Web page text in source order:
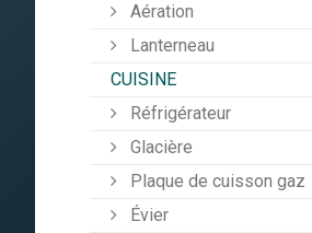
Aération
Lanterneau
CUISINE
Réfrigérateur
Glacière
Plaque de cuisson gaz
Évier